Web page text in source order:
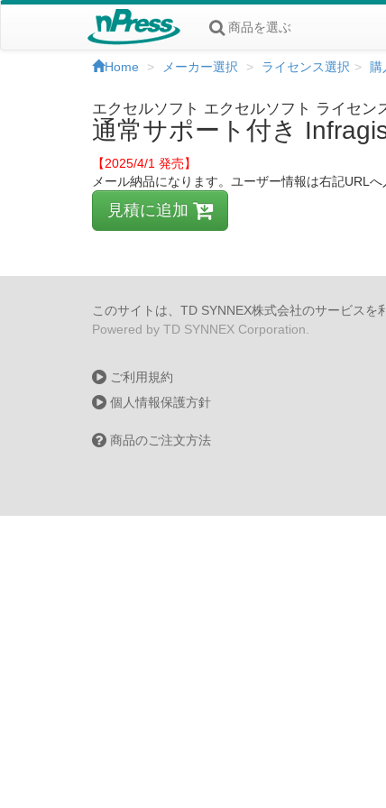
商品を選ぶ
Home メーカー選択 ライセンス選択 購
エクセルソフト エクセルソフト ライセン
通常サポート付き
【2025/4/1 発売】
メール納品になります。ユーザー情報は右記URL
見積に追加
このサイトは、TD SYNNEX株式会社のサービスを
Powered by TD SYNNEX Corporation.
ご利用規約
個人情報保護方針
商品のご注文方法